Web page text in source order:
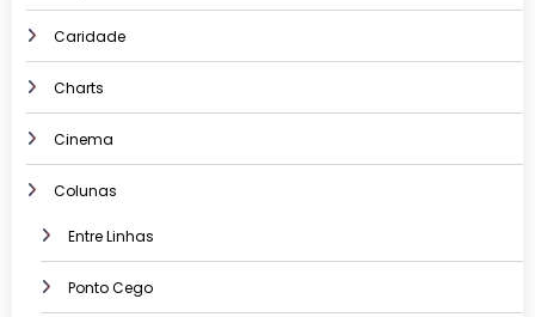
Caridade
Charts
Cinema
Colunas
Entre Linhas
Ponto Cego